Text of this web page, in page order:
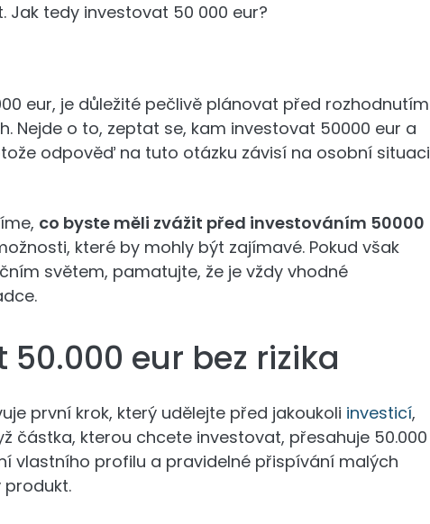
Jak tedy investovat 50 000 eur?
eur, je důležité pečlivě plánovat před rozhodnutím
Nejde o to, zeptat se, kam investovat 50000 eur a
odpověď na tuto otázku závisí na osobní situaci
co byste měli zvážit před investováním 50000
které by mohly být zajímavé. Pokud však
světem, pamatujte, že je vždy vhodné
eur bez rizika
první krok, který udělejte před jakoukoli investicí,
částka, kterou chcete investovat, přesahuje 50.000
vlastního profilu a pravidelné přispívání malých
produkt.